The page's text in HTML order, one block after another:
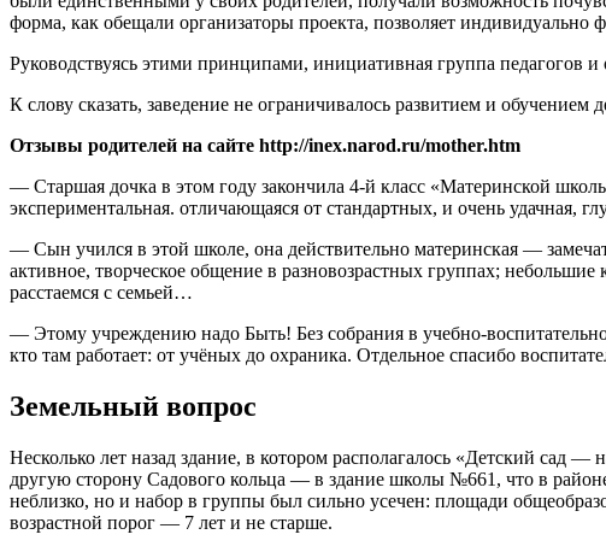
форма, как обещали организаторы проекта, позволяет
Руководствуясь этими принципами, инициативная группа педагогов
К слову сказать, заведение не ограничивалось развитием и
Отзывы родителей на сайте http://inex.narod.ru/mother.htm
— Старшая дочка в этом году закончила 4-й класс «Материнской
экспериментальная. отличающаяся от стандартных, и очень удачная,
— Сын учился в этой школе, она действительно материнская —
активное, творческое общение в разновозрастных группах;
расстаемся с семьей…
— Этому учреждению надо Быть! Без собрания в учебно-
кто там работает: от учёных до охраника. Отдельное спасибо
Земельный вопрос
Несколько лет назад здание, в котором располагалось «Детский сад
другую сторону Садового кольца — в здание школы №661, что в
неблизко, но и набор в группы был сильно усечен: площади
возрастной порог — 7 лет и не старше.